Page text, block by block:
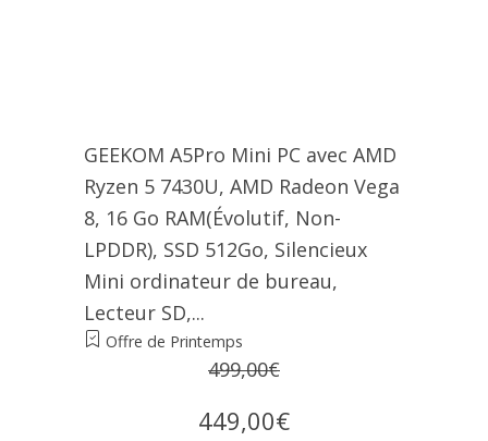
GEEKOM A5Pro Mini PC avec AMD
Ryzen 5 7430U, AMD Radeon Vega
8, 16 Go RAM(Évolutif, Non-
LPDDR), SSD 512Go, Silencieux
Mini ordinateur de bureau,
Lecteur SD,...
Offre de Printemps
499,00€
449,00€